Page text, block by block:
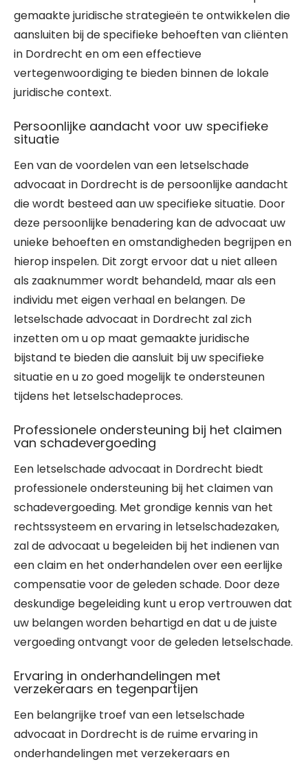
gemaakte juridische strategieën te ontwikkelen die
aansluiten bij de specifieke behoeften van cliënten
in Dordrecht en om een effectieve
vertegenwoordiging te bieden binnen de lokale
juridische context.
Persoonlijke aandacht voor uw specifieke
situatie
Een van de voordelen van een letselschade
advocaat in Dordrecht is de persoonlijke aandacht
die wordt besteed aan uw specifieke situatie. Door
deze persoonlijke benadering kan de advocaat uw
unieke behoeften en omstandigheden begrijpen en
hierop inspelen. Dit zorgt ervoor dat u niet alleen
als zaaknummer wordt behandeld, maar als een
individu met eigen verhaal en belangen. De
letselschade advocaat in Dordrecht zal zich
inzetten om u op maat gemaakte juridische
bijstand te bieden die aansluit bij uw specifieke
situatie en u zo goed mogelijk te ondersteunen
tijdens het letselschadeproces.
Professionele ondersteuning bij het claimen
van schadevergoeding
Een letselschade advocaat in Dordrecht biedt
professionele ondersteuning bij het claimen van
schadevergoeding. Met grondige kennis van het
rechtssysteem en ervaring in letselschadezaken,
zal de advocaat u begeleiden bij het indienen van
een claim en het onderhandelen over een eerlijke
compensatie voor de geleden schade. Door deze
deskundige begeleiding kunt u erop vertrouwen dat
uw belangen worden behartigd en dat u de juiste
vergoeding ontvangt voor de geleden letselschade.
Ervaring in onderhandelingen met
verzekeraars en tegenpartijen
Een belangrijke troef van een letselschade
advocaat in Dordrecht is de ruime ervaring in
onderhandelingen met verzekeraars en